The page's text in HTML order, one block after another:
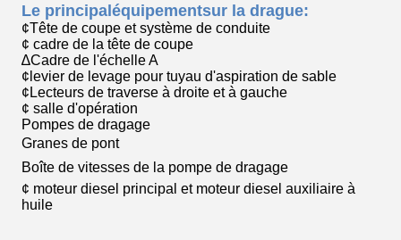
Le principaléquipementsur la drague:
¢Tête de coupe et système de conduite
¢ cadre de la tête de coupe
∆Cadre de l'échelle A
¢levier de levage pour tuyau d'aspiration de sable
¢Lecteurs de traverse à droite et à gauche
¢ salle d'opération
Pompes de dragage
Granes de pont
Boîte de vitesses de la pompe de dragage
¢ moteur diesel principal et moteur diesel auxiliaire à
huile